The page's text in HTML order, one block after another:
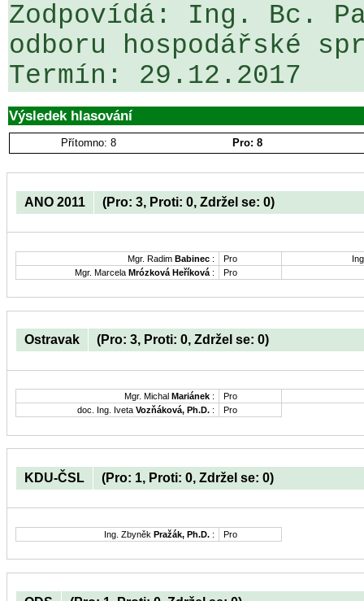
Zodpovídá: Ing. Bc.
odboru hospodářské
Výsledek hlasování
Přítomno: 8 Pro: 8
ANO 2011 (Pro: 3, Proti: 0, Zdržel se: 0)
Mgr. Radim Babinec : Pro
Mgr. Marcela Mrózková Heříková : Pro
Ostravak (Pro: 3, Proti: 0, Zdržel se: 0)
Mgr. Michal Mariánek :
Pro
doc. Ing. Iveta Vozňáková, Ph.D. : Pro
KDU-ČSL (Pro: 1, Proti: 0, Zdržel se: 0)
Ing. Zbyněk Pražák, Ph.D. : Pro